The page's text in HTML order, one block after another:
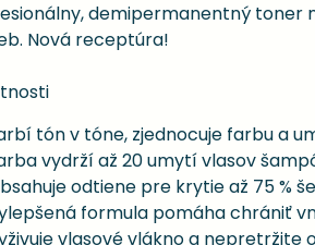
demipermanentný toner
Nová receptúra!
tón v tóne, zjednocuje farbu a
vydrží až 20 umytí vlasov
odtiene pre krytie až 75 %
formula pomáha chrániť
vlasové vlákno a nepretržite